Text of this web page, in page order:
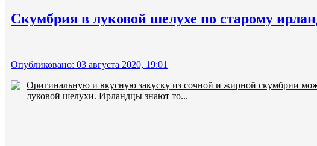
Скумбрия в луковой шелухе по старому
Опубликовано: 03 августа 2020, 19:01
Оригинальную и вкусную закуску из сочной и жирной скумбрии
луковой шелухи. Ирландцы знают то...